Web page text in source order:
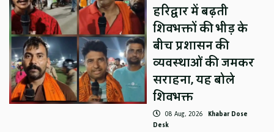
हरिद्वार में बढ़ती
शिवभक्तों की भीड़ के
बीच प्रशासन की
व्यवस्थाओं की जमकर
सराहना, यह बोले
शिवभक्त
08 Aug, 2026 Khabar Dose
Desk